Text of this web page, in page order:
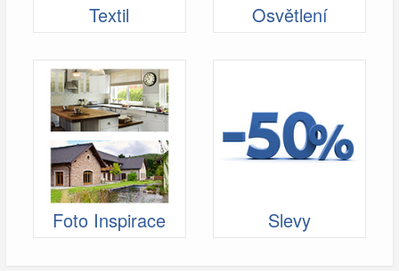
Textil Osvětlení
Foto Inspirace Slevy